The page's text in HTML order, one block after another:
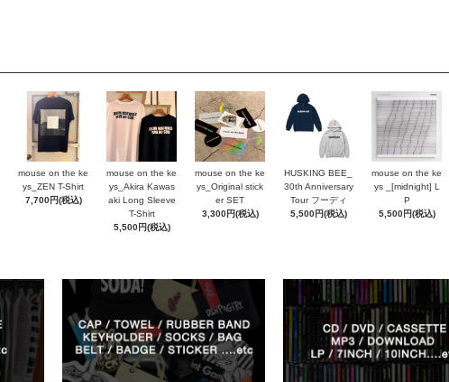
mouse on the ke
ys_ZEN T-Shirt
7,700円(税込)
mouse on the ke
ys_Akira Kawas
aki Long Sleeve
T-Shirt
5,500円(税込)
mouse on the ke
ys_Original stick
er SET
3,300円(税込)
HUSKING BEE_
30th Anniversary
Tour フーディ
5,500円(税込)
mouse on the ke
ys _[midnight] L
P
5,500円(税込)